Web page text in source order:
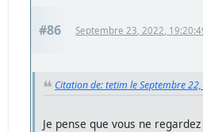
#86 Septembre 23, 2022,
Citation de: tetim le Septembre
Je pense que vous ne